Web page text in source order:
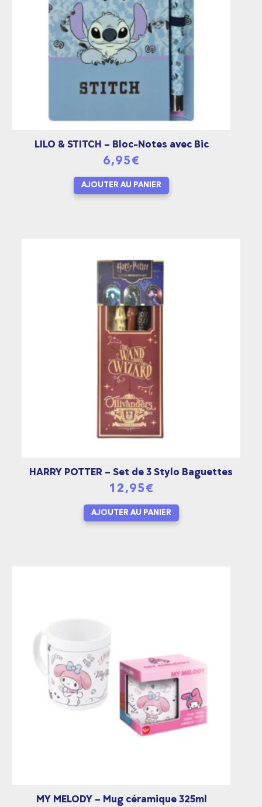
LILO & STITCH – Bloc-Notes avec Bic
6,95€
AJOUTER AU PANIER
HARRY POTTER – Set de 3 Stylo Baguettes
12,95€
AJOUTER AU PANIER
MY MELODY – Mug céramique 325ml